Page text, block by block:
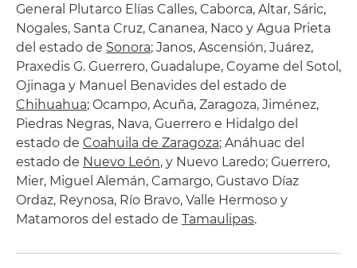
General Plutarco Elías Calles, Caborca, Altar, Sáric,
Nogales, Santa Cruz, Cananea, Naco y Agua Prieta
del estado de Sonora; Janos, Ascensión, Juárez,
Praxedis G. Guerrero, Guadalupe, Coyame del Sotol,
Ojinaga y Manuel Benavides del estado de
Chihuahua; Ocampo, Acuña, Zaragoza, Jiménez,
Piedras Negras, Nava, Guerrero e Hidalgo del
estado de Coahuila de Zaragoza; Anáhuac del
estado de Nuevo León, y Nuevo Laredo; Guerrero,
Mier, Miguel Alemán, Camargo, Gustavo Díaz
Ordaz, Reynosa, Río Bravo, Valle Hermoso y
Matamoros del estado de Tamaulipas.